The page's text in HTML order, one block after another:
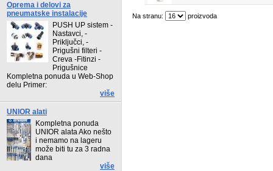
Oprema i delovi za
pneumatske instalacije
PUSH UP sistem -
Nastavci, -
Priključci, -
Prigušni filteri -
Creva -Fitinzi -
Prigušnice
Kompletna ponuda u Web-Shop
delu Primer:
više
UNIOR alati
Kompletna ponuda
UNIOR alata Ako nešto
i nemamo na lageru
može biti tu za 3 radna
dana
više
Na stranu: proizvoda